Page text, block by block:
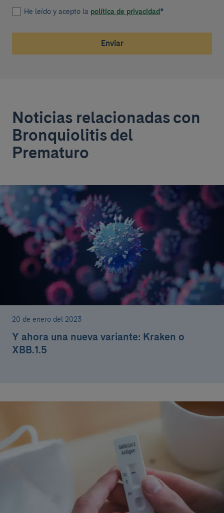
He leído y acepto la política de privacidad*
Enviar
Noticias relacionadas con
Bronquiolitis del
Prematuro
20 de enero del 2023
Y ahora una nueva variante: Kraken o
XBB.1.5